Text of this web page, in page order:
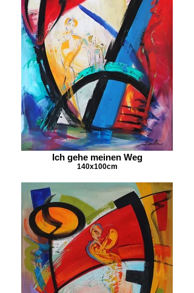
Ich gehe meinen Weg
140x100cm